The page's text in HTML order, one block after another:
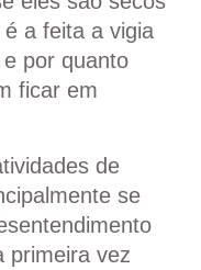
a feita a vigia
por quanto
ficar em
de
se
primeira vez